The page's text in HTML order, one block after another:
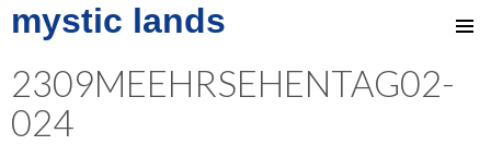
mystic lands
SKIP
TO
CONTENT
2309MEEHRSEHENTAG02-
024